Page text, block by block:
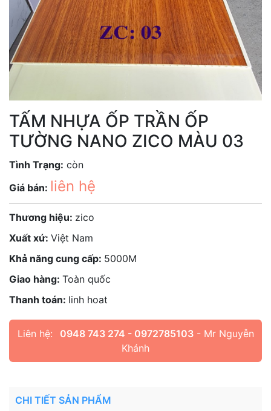
TẤM NHỰA ỐP TRẦN ỐP
TƯỜNG NANO ZICO MÀU 03
Tình Trạng: còn
Giá bán: liên hệ
Thương hiệu: zico
Xuất xứ: Việt Nam
Khả năng cung cấp: 5000M
Giao hàng: Toàn quốc
Thanh toán: linh hoat
Liên hệ: 0948 743 274 - 0972785103- Mr Nguyễn
Khánh
CHI TIẾT SẢN PHẨM